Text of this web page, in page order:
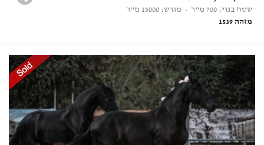
שטח בנוי: 700 מ"ר
• מגרש: 15000 מ"ר
מזהה 1539